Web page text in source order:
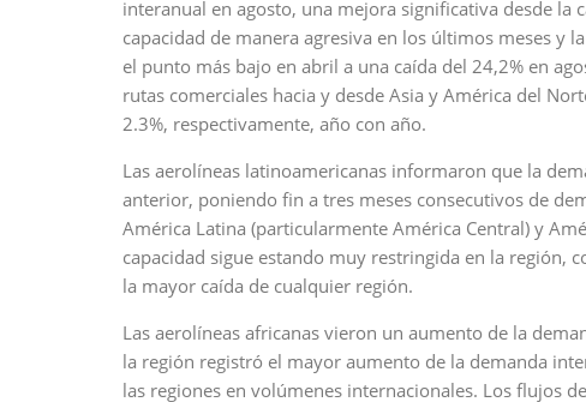
interanual en agosto, una mejora significativa desde la
capacidad de manera agresiva en los últimos meses y
el punto más bajo en abril a una caída del 24,2% en
rutas comerciales hacia y desde Asia y América del
2.3%, respectivamente, año con año.
Las aerolíneas latinoamericanas informaron que la
anterior, poniendo fin a tres meses consecutivos de
América Latina (particularmente América Central) y
capacidad sigue estando muy restringida en la región,
la mayor caída de cualquier región.
Las aerolíneas africanas vieron un aumento de la
la región registró el mayor aumento de la demanda
las regiones en volúmenes internacionales. Los flujos